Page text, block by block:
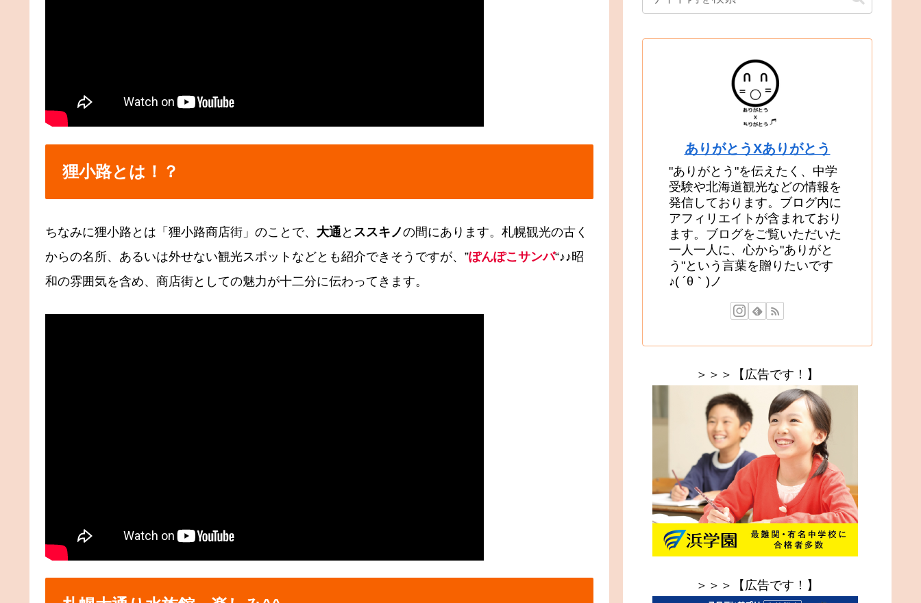
狸小路とは！？
ちなみに狸小路とは「狸小路商店街」のことで、 大通 と ススキノの間にあります。札幌観光の古く
からの名所、あるいは外せない観光スポットなどとも紹介できそうですが、”ぽんぽこサンバ“♪♪昭
和の雰囲気を含め、商店街としての魅力が十二分に伝わってきます。
ありがとうXありがとう
"ありがとう"を伝えたく、中学
受験や北海道観光などの情報を
発信しております。ブログ内に
アフィリエイトが含まれており
ます。ブログをご覧いただいた
一人一人に、心から"ありがと
う"という言葉を贈りたいです
♪( ´θ｀)ノ
＞＞＞【広告です！】
＞＞＞【広告です！】